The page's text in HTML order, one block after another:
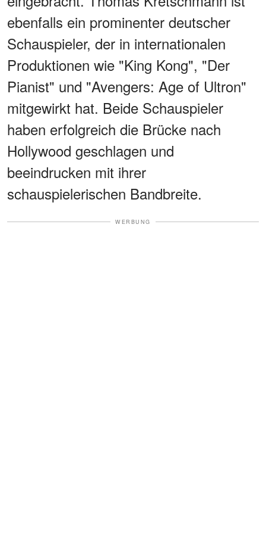
ebenfalls ein prominenter deutscher
Schauspieler, der in internationalen
Produktionen wie "King Kong", "Der
Pianist" und "Avengers: Age of Ultron"
mitgewirkt hat. Beide Schauspieler
haben erfolgreich die Brücke nach
Hollywood geschlagen und
beeindrucken mit ihrer
schauspielerischen Bandbreite.
WERBUNG